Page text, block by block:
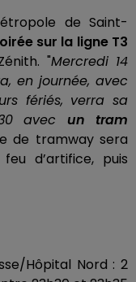
de Saint-
sur la ligne T3
"Mercredi 14
en journée, avec
fériés, verra sa
avec un tram
de tramway sera
d’artifice, puis
Hôpital Nord : 2